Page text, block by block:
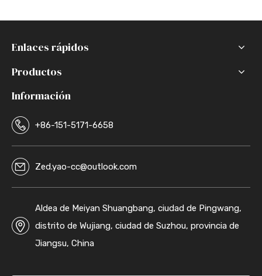
Enlaces rápidos
Productos
Información
+86-151-5171-6658
Zed.yao-cc@outlook.com
Aldea de Meiyan Shuangbang, ciudad de Pingwang,
distrito de Wujiang, ciudad de Suzhou, provincia de
Jiangsu, China